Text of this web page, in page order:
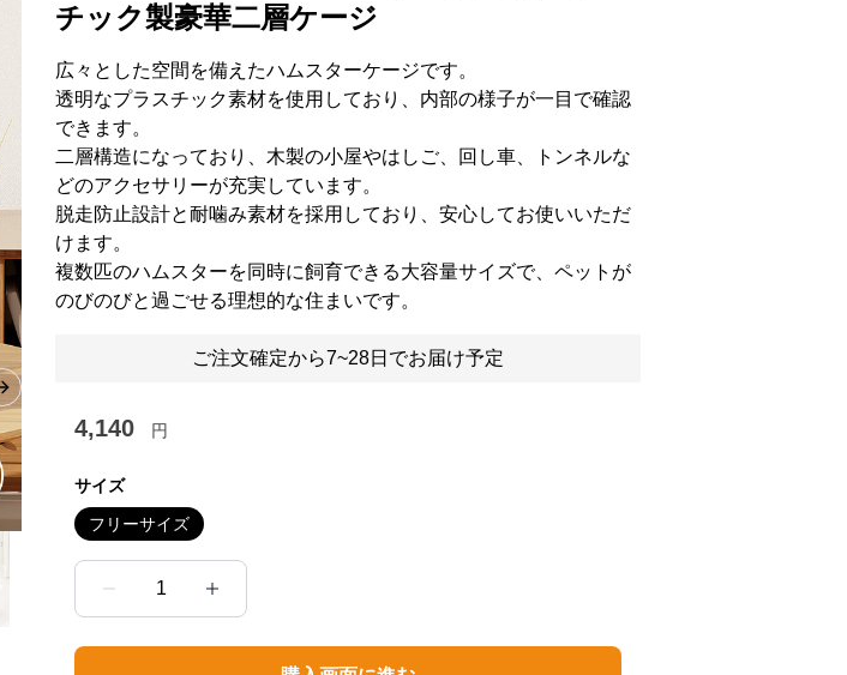
Next slide
チック製豪華二層ケージ
広々とした空間を備えたハムスターケージです。
透明なプラスチック素材を使用しており、内部の様子が一目で確認
できます。
二層構造になっており、木製の小屋やはしご、回し車、トンネルな
どのアクセサリーが充実しています。
脱走防止設計と耐噛み素材を採用しており、安心してお使いいただ
けます。
複数匹のハムスターを同時に飼育できる大容量サイズで、ペットが
のびのびと過ごせる理想的な住まいです。
ご注文確定から7~28日でお届け予定
4,140 円
サイズ
フリーサイズ
1